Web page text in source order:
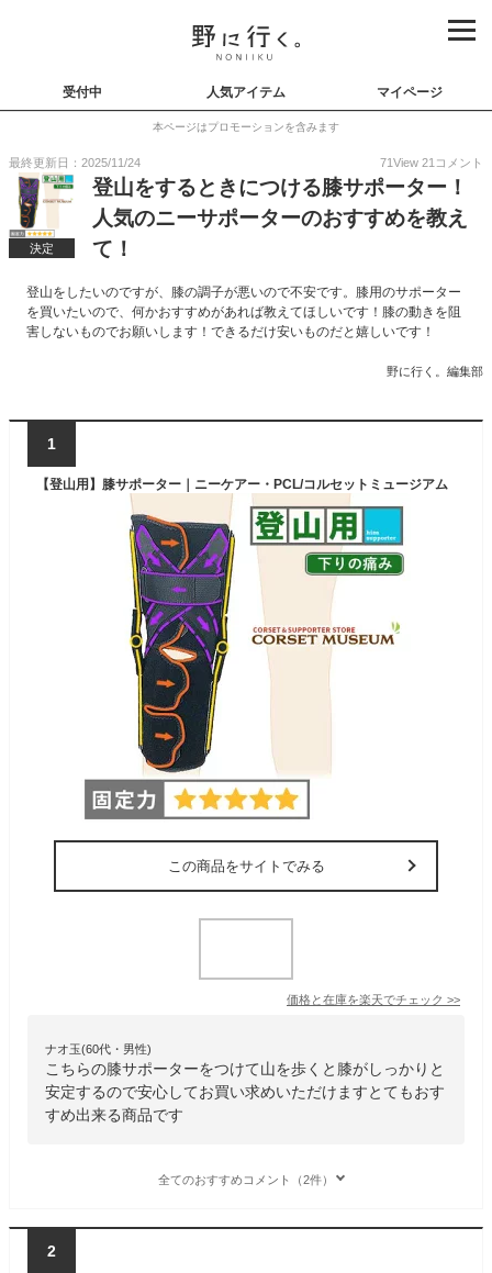
受付中 人気アイテム マイページ
本ページはプロモーションを含みます
最終更新日：2025/11/24 71View 21 コメント
決定
登山をするときにつける膝サポーター！
人気のニーサポーターのおすすめを教え
て！
登山をしたいのですが、膝の調子が悪いので不安です。膝用のサポーター
を買いたいので、何かおすすめがあれば教えてほしいです！膝の動きを阻
害しないものでお願いします！できるだけ安いものだと嬉しいです！
野に行く。編集部
1
【登山用】膝サポーター｜ニーケアー・PCL/コルセットミュージアム
この商品をサイトでみる
価格と在庫を楽天でチェック >>
ナオ玉(60代・男性)
こちらの膝サポーターをつけて山を歩くと膝がしっかりと
安定するので安心してお買い求めいただけますとてもおす
すめ出来る商品です
全てのおすすめコメント（2件）
2